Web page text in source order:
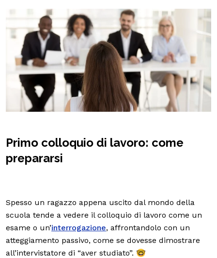
Primo colloquio di lavoro: come
prepararsi
Spesso un ragazzo appena uscito dal mondo della
scuola tende a vedere il colloquio di lavoro come un
esame o un’interrogazione, affrontandolo con un
atteggiamento passivo, come se dovesse dimostrare
all’intervistatore di “aver studiato”. 🤓